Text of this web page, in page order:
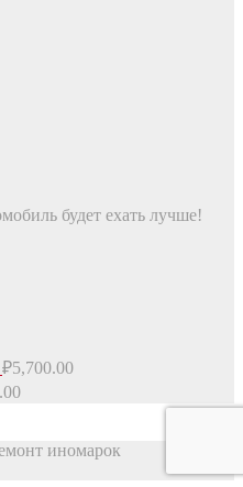
будет ехать лучше!
₽5,700.00
иномарок